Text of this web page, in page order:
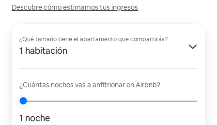
Descubre cómo estimamos tus ingresos
¿Qué tamaño tiene el apartamento que compartirás?
1 habitación
¿Cuántas noches vas a anfitrionar en Airbnb?
1 noche